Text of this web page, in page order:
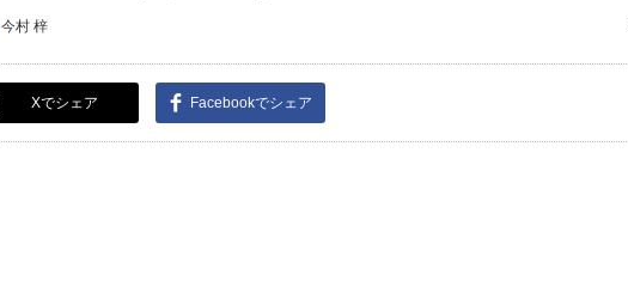
今村 梓
Xでシェア Facebookでシェア